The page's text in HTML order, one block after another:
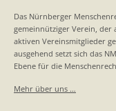
Das Nürnberger
gemeinnütziger Verein,
aktiven Vereinsmitglieder
ausgehend setzt sich das
Ebene für die
Mehr über uns …